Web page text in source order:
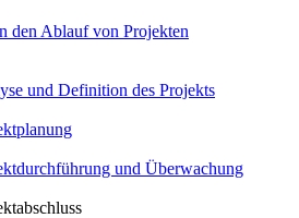
den Ablauf von Projekten
und Definition des Projekts
und Überwachung